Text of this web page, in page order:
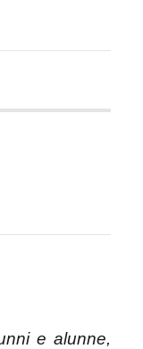
e alunne,